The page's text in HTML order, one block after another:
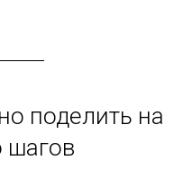
поделить на
шагов